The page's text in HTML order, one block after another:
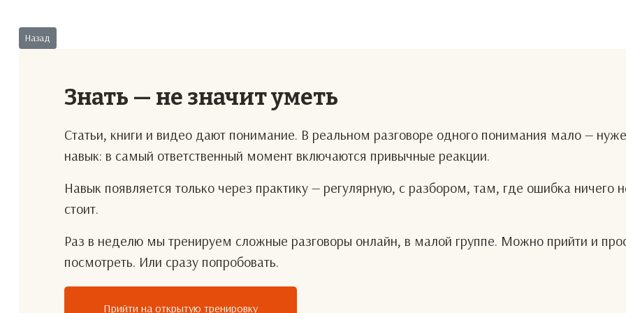
Предыдущий: Без пропуска
Назад
Знать — не значит уметь
Статьи, книги и видео дают понимание. В реальном разговоре одного понимания мало —
навык: в самый ответственный момент включаются привычные реакции.
Навык появляется только через практику — регулярную, с разбором, там, где ошибка ничего
стоит.
Раз в неделю мы тренируем сложные разговоры онлайн, в малой группе. Можно прийти и
посмотреть. Или сразу попробовать.
Прийти на открытую тренировку